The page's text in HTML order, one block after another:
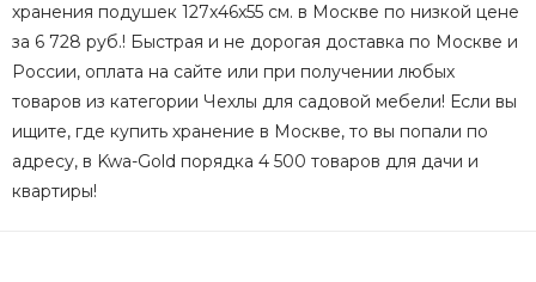
хранения подушек 127x46x55 см. в Москве по низкой цене
за 6 728 руб.! Быстрая и не дорогая доставка по Москве и
России, оплата на сайте или при получении любых
товаров из категории Чехлы для садовой мебели! Если вы
ищите, где купить хранение в Москве, то вы попали по
адресу, в Kwa-Gold порядка 4 500 товаров для дачи и
квартиры!